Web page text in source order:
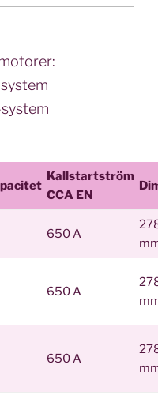
Kallstartström
CCA EN
650 A
650 A
650 A